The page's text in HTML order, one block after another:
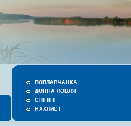
ПОПЛАВЧАНКА
ДОННА ЛОВЛЯ
СПІНІНГ
НАХЛИСТ